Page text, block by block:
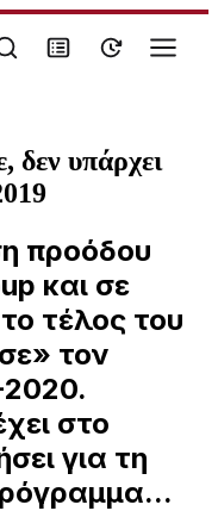
υπάρχει
προόδου
και σε
τέλος του
τον
στο
για τη